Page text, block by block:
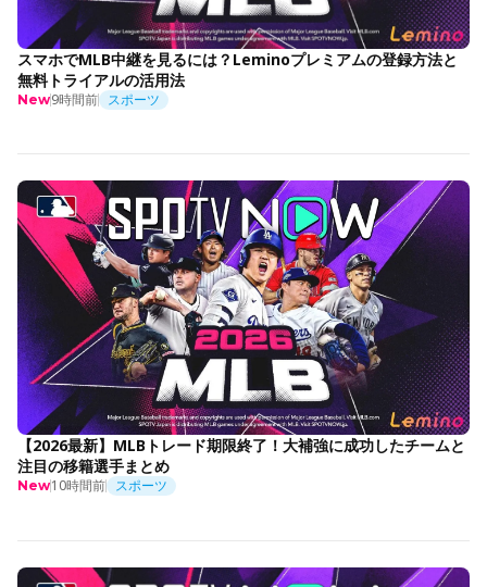
スマホでMLB中継を見るには？Leminoプレミアムの登録方法と
無料トライアルの活用法
New9時間前 スポーツ
【2026最新】MLBトレード期限終了！大補強に成功したチームと
注目の移籍選手まとめ
New10時間前 スポーツ